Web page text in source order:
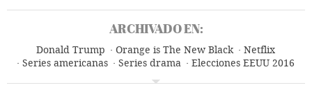
ARCHIVADO EN:
Donald Trump Orange is The New Black
Netflix
Series americanas
Series drama
Elecciones EEUU 2016